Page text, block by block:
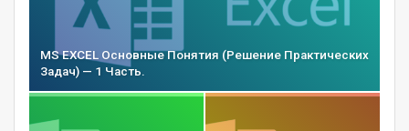
MS EXCEL Основные Понятия (Решение Практических
Задач) — 1 Часть.